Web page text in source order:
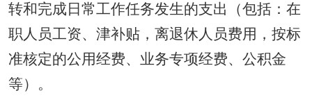
转和完成日常工作任务发生的支出（包括：在
职人员工资、津补贴，离退休人员费用，按标
准核定的公用经费、业务专项经费、公积金
等）。